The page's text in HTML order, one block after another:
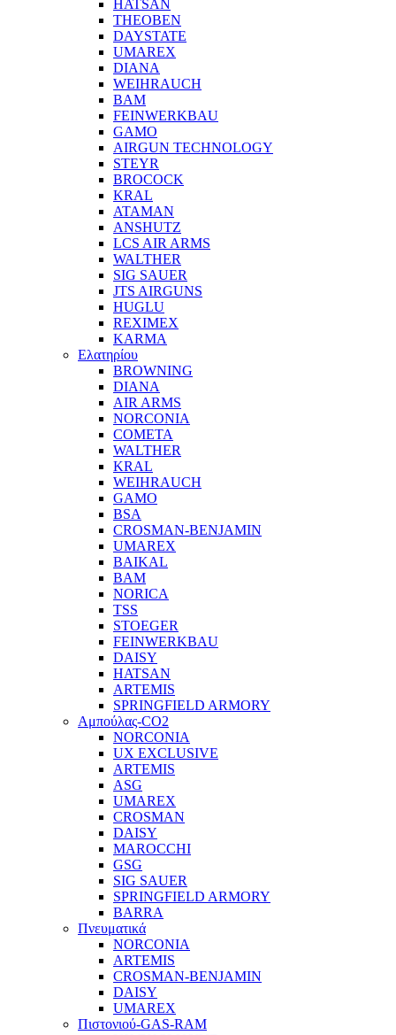
HATSAN
THEOBEN
DAYSTATE
UMAREX
DIANA
WEIHRAUCH
BAM
FEINWERKBAU
GAMO
AIRGUN TECHNOLOGY
STEYR
BROCOCK
KRAL
ATAMAN
ANSHUTZ
LCS AIR ARMS
WALTHER
SIG SAUER
JTS AIRGUNS
HUGLU
REXIMEX
KARMA
Ελατηρίου
BROWNING
DIANA
AIR ARMS
NORCONIA
COMETA
WALTHER
KRAL
WEIHRAUCH
GAMO
BSA
CROSMAN-BENJAMIN
UMAREX
BAIKAL
BAM
NORICA
TSS
STOEGER
FEINWERKBAU
DAISY
HATSAN
ARTEMIS
SPRINGFIELD ARMORY
Αμπούλας-CO2
NORCONIA
UX EXCLUSIVE
ARTEMIS
ASG
UMAREX
CROSMAN
DAISY
MAROCCHI
GSG
SIG SAUER
SPRINGFIELD ARMORY
BARRA
Πνευματικά
NORCONIA
ARTEMIS
CROSMAN-BENJAMIN
DAISY
UMAREX
Πιστονιού-GAS-RAM